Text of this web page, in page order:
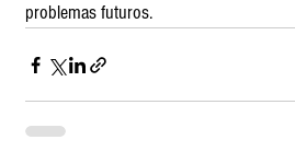
problemas futuros.